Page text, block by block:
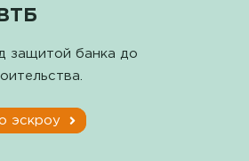
защитой банка до
эскроу